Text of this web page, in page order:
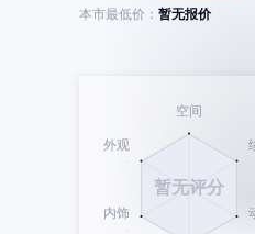
本市最低价： 暂无报价